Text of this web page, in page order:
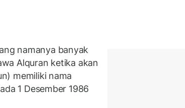
namanya banyak
Alquran ketika akan
memiliki nama
1 Desember 1986